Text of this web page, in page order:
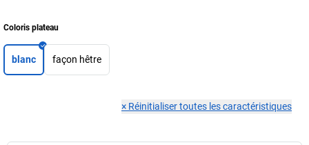
Coloris plateau
blanc façon hêtre
× Réinitialiser toutes les caractéristiques